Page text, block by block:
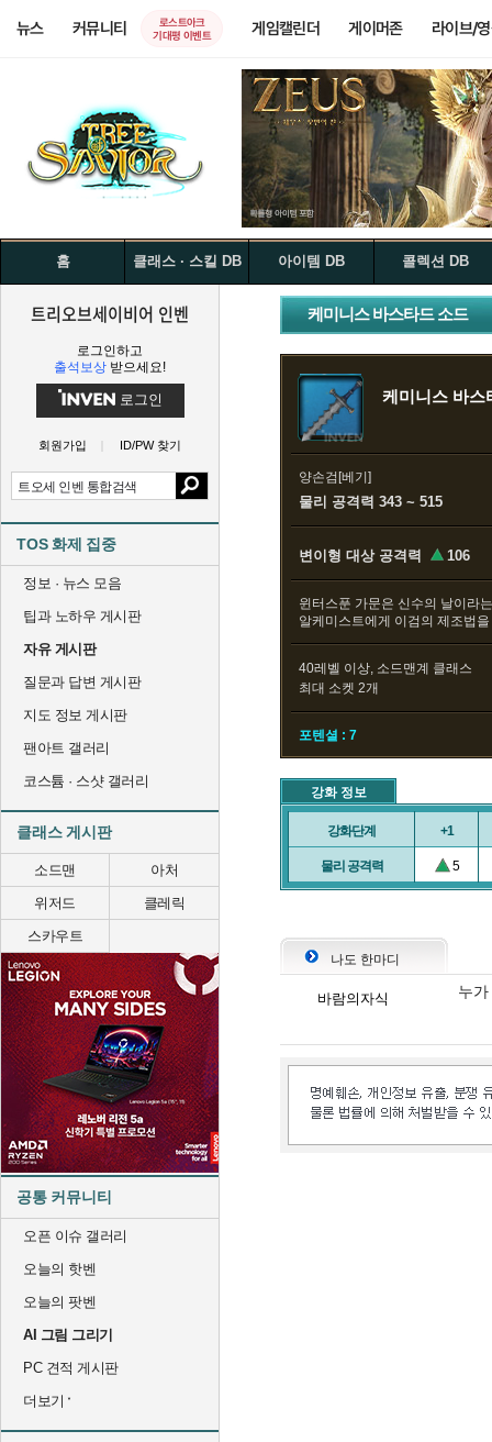
뉴스 커뮤니티
로스트아크
기대평 이벤트
게임캘린더 게이머존 라이브/
홈 클래스 · 스킬 DB 아이템 DB 콜렉션 DB
트리오브세이비어 인벤
로그인하고
출석보상 받으세요!
로그인
회원가입 ID/PW 찾기
TOS 화제 집중
정보 · 뉴스 모음
팁과 노하우 게시판
자유 게시판
질문과 답변 게시판
지도 정보 게시판
팬아트 갤러리
코스튬 · 스샷 갤러리
클래스 게시판
소드맨
아처
위저드
클레릭
스카우트
공통 커뮤니티
오픈 이슈 갤러리
오늘의 핫벤
오늘의 팟벤
AI 그림 그리기
PC 견적 게시판
더보기
케미니스 바스타드 소드
케미니스 바스
양손검[베기]
물리 공격력 343 ~ 515
변이형 대상 공격력 106
윈터스푼 가문은 신수의 날이라
알케미스트에게 이검의 제조법
40레벨 이상, 소드맨계 클래스
최대 소켓 2개
포텐셜 : 7
강화 정보
강화단계 +1
물리 공격력 5
나도 한마디
바람의자식 누